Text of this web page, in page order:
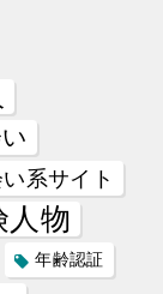
系サイト
人物
年齢認証